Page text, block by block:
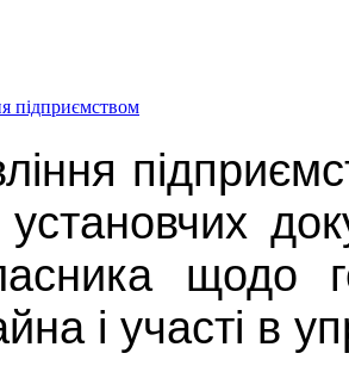
підприємством
щодо
і участі в